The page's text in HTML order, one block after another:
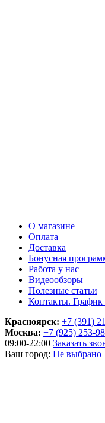
О магазине
Оплата
Доставка
Бонусная
Работа у нас
Видеообзоры
Полезные статьи
Контакты. График
Красноярск: +7 (391)
Москва: +7 (925) 253-
09:00-22:00 Заказать
Ваш город: Не выбрано